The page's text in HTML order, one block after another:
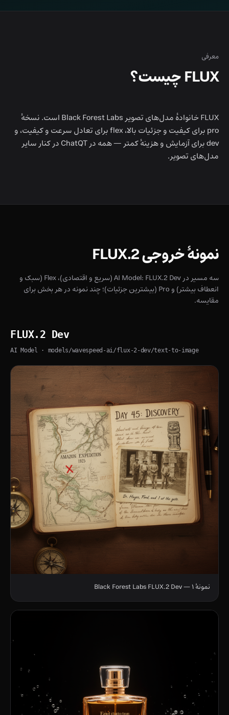
معرفی
FLUX چیست؟
FLUX خانوادهٔ مدل‌های تصویر Black Forest Labs است. نسخهٔ
pro برای کیفیت و جزئیات بالا، flex برای تعادل سرعت و کیفیت، و
dev برای آزمایش و هزینهٔ کمتر — همه در ChatQT در کنار سایر
مدل‌های تصویر.
نمونهٔ خروجی FLUX.2
سه مسیر در AI Model: FLUX.2 Dev (سریع و اقتصادی)، Flex (سبک و
انعطاف بیشتر) و Pro (بیشترین جزئیات)؛ چند نمونه در هر بخش برای
مقایسه.
FLUX.2 Dev
AI Model · models/wavespeed-ai/flux-2-dev/text-to-image
نمونهٔ ۱ — Black Forest Labs FLUX.2 Dev